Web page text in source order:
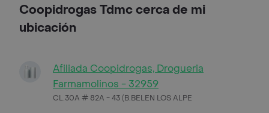
Coopidrogas Tdmc cerca de mi
ubicación
Afiliada Coopidrogas, Drogueria
Farmamolinos - 32959
CL.30A # 82A - 43 (B.BELEN LOS ALPE